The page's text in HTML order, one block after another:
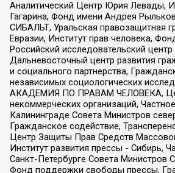
Аналитический Центр Юрия Левады,
Гагарина, Фонд имени Андрея
СИБАЛЬТ, Уральская правозащитная
Евразии, Институт прав человека,
Российский исследовательский
Дальневосточный центр развития
и социального партнерства,
независимых социологических
АКАДЕМИЯ ПО ПРАВАМ ЧЕЛОВЕКА,
некоммерческих организаций,
Калининграде Совета Министров
Гражданское содействие,
Центр Защиты Прав Средств
Институт развития прессы - Сибирь,
Санкт-Петербурге Совета Министров
Фонд поддержки свободы прессы,